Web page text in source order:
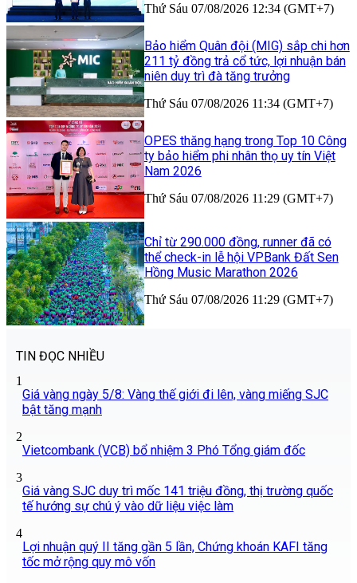
Thứ Sáu 07/08/2026 12:34 (GMT+7)
Bảo hiểm Quân đội (MIG) sắp chi hơn
211 tỷ đồng trả cổ tức, lợi nhuận bán
niên duy trì đà tăng trưởng
Thứ Sáu 07/08/2026 11:34 (GMT+7)
OPES thăng hạng trong Top 10 Công
ty bảo hiểm phi nhân thọ uy tín Việt
Nam 2026
Thứ Sáu 07/08/2026 11:29 (GMT+7)
Chỉ từ 290.000 đồng, runner đã có
thể check-in lễ hội VPBank Đất Sen
Hồng Music Marathon 2026
Thứ Sáu 07/08/2026 11:29 (GMT+7)
TIN ĐỌC NHIỀU
1
Giá vàng ngày 5/8: Vàng thế giới đi lên, vàng miếng SJC
bật tăng mạnh
2
Vietcombank (VCB) bổ nhiệm 3 Phó Tổng giám đốc
3
Giá vàng SJC duy trì mốc 141 triệu đồng, thị trường quốc
tế hướng sự chú ý vào dữ liệu việc làm
4
Lợi nhuận quý II tăng gần 5 lần, Chứng khoán KAFI tăng
tốc mở rộng quy mô vốn